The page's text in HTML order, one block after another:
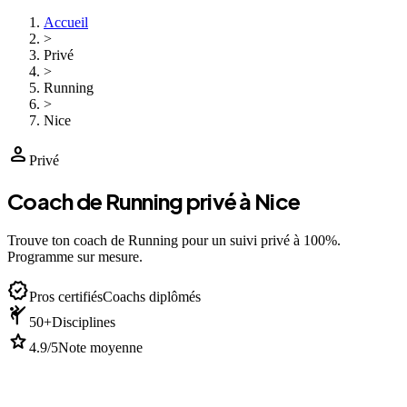
Accueil
>
Privé
>
Running
>
Nice
person Privé
Coach de Running privé à Nice
Trouve ton coach de Running pour un suivi privé à 100%.
Programme sur mesure.
verifiedPros certifiésCoachs diplômés
sports_martial_arts 50+Disciplines
star4.9/5Note moyenne